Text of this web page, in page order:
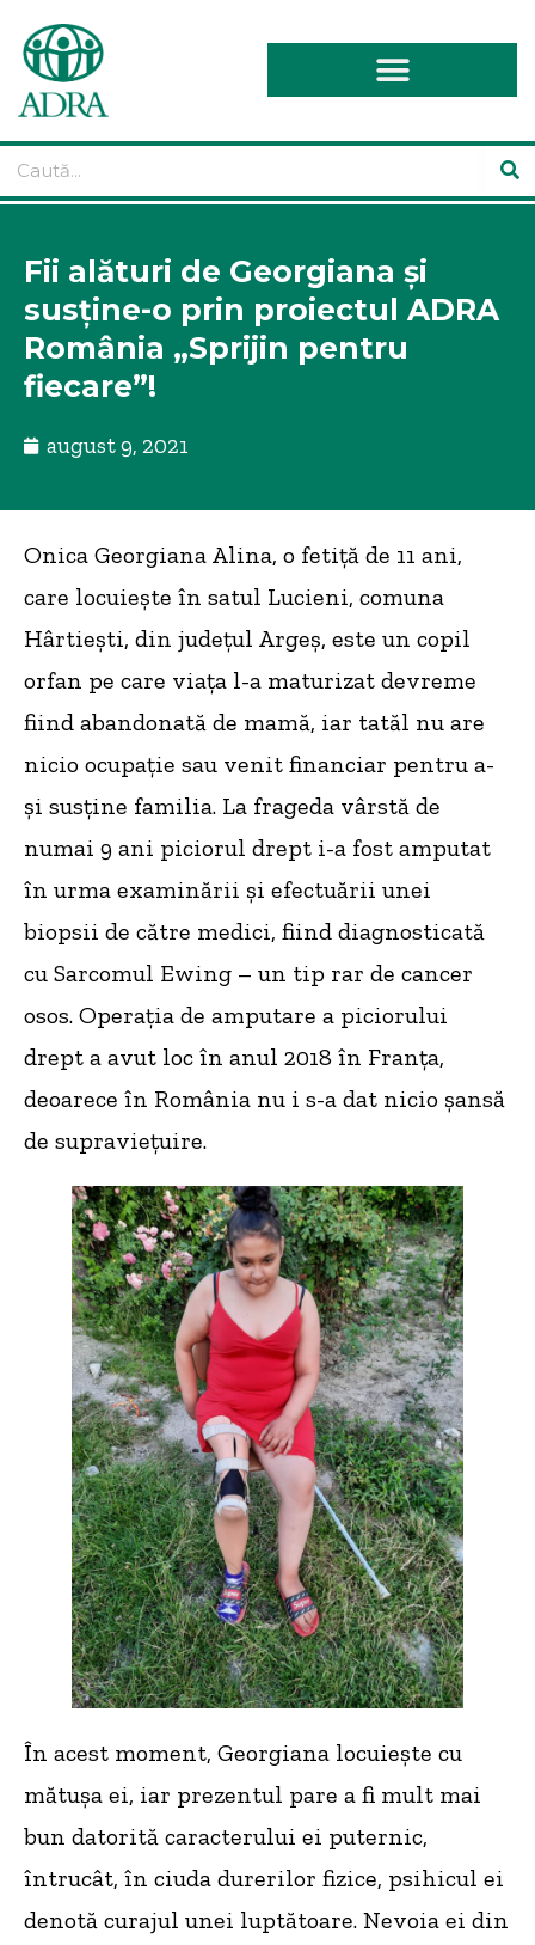
Fii alături de Georgiana și
susține-o prin proiectul ADRA
România „Sprijin pentru
fiecare”!
august 9, 2021
Onica Georgiana Alina, o fetiță de 11 ani,
care locuiește în satul Lucieni, comuna
Hârtiești, din județul Argeș, este un copil
orfan pe care viața l-a maturizat devreme
fiind abandonată de mamă, iar tatăl nu are
nicio ocupație sau venit financiar pentru a-
și susține familia. La frageda vârstă de
numai 9 ani piciorul drept i-a fost amputat
în urma examinării și efectuării unei
biopsii de către medici, fiind diagnosticată
cu Sarcomul Ewing – un tip rar de cancer
osos. Operația de amputare a piciorului
drept a avut loc în anul 2018 în Franța,
deoarece în România nu i s-a dat nicio șansă
de supraviețuire.
În acest moment, Georgiana locuiește cu
mătușa ei, iar prezentul pare a fi mult mai
bun datorită caracterului ei puternic,
întrucât, în ciuda durerilor fizice, psihicul ei
denotă curajul unei luptătoare. Nevoia ei din